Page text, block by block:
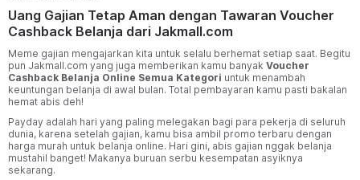
Uang Gajian Tetap Aman dengan Tawaran Voucher
Cashback Belanja dari Jakmall.com
Meme gajian mengajarkan kita untuk selalu berhemat setiap saat. Begitu
pun Jakmall.com yang juga memberikan kamu banyak Voucher
Cashback Belanja Online Semua Kategori untuk menambah
keuntungan belanja di awal bulan. Total pembayaran kamu pasti bakalan
hemat abis deh!
Payday adalah hari yang paling melegakan bagi para pekerja di seluruh
dunia, karena setelah gajian, kamu bisa ambil promo terbaru dengan
harga murah untuk belanja online. Hari gini, abis gajian nggak belanja
mustahil banget! Makanya buruan serbu kesempatan asyiknya
sekarang.